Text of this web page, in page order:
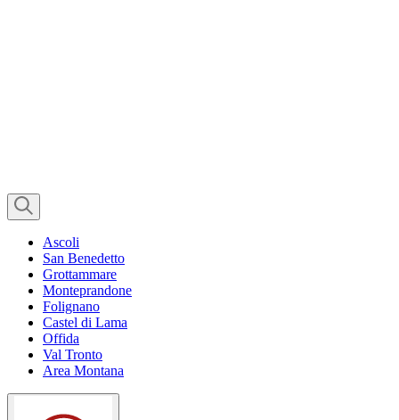
Ascoli
San Benedetto
Grottammare
Monteprandone
Folignano
Castel di Lama
Offida
Val Tronto
Area Montana